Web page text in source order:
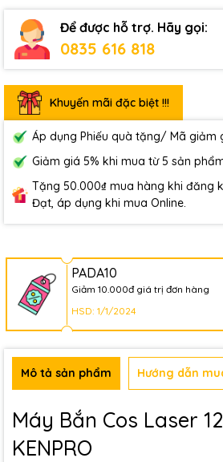
Để được hỗ trợ. Hãy gọi:
0835 616 818
Khuyến mãi đặc biệt !!!
Áp dụng Phiếu quà tặng/ Mã giảm
Giảm giá 5% khi mua từ 5 sản
Tặng 50.000₫ mua hàng khi đăng
Đạt, áp dụng khi mua Online.
PADA10
Giảm 10.000đ giá trị đơn hàng
HSD: 1/1/2024
Mô tả sản phẩm Hướng dẫn
Máy Bắn Cos Laser
KENPRO